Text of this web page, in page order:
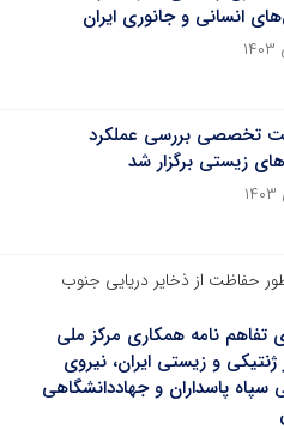
انسانی و جانوری ایران
تخصصی بررسی عملکرد
زیستی برگزار شد
حفاظت از ذخایر دریایی جنوب
تفاهم نامه همکاری مرکز ملی
ژنتیکی و زیستی ایران، نیروی
سپاه پاسداران و جهاددانشگاهی